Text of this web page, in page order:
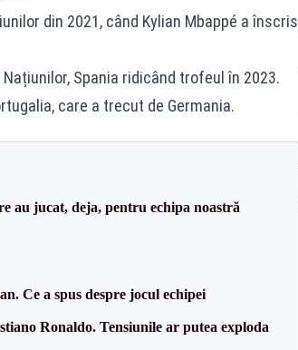
din 2021, când Kylian Mbappé a înscris
Spania ridicând trofeul în 2023.
care a trecut de Germania.
au jucat, deja, pentru echipa noastră
Ce a spus despre jocul echipei
Ronaldo. Tensiunile ar putea exploda